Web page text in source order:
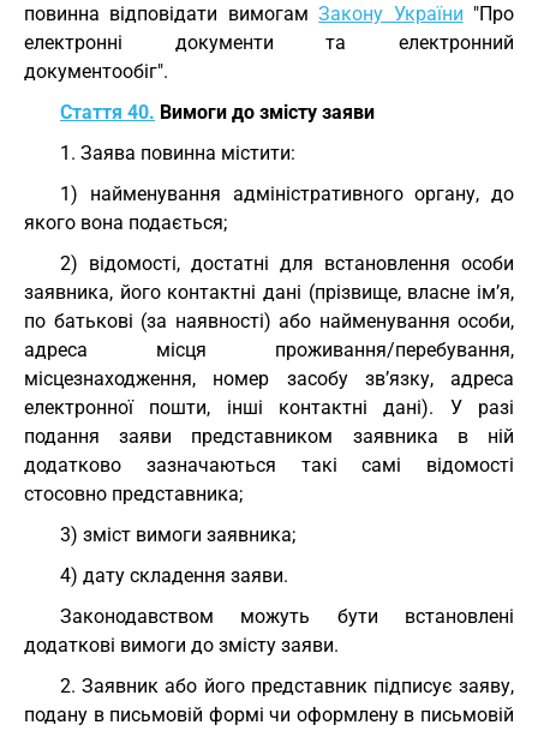
повинна відповідати вимогамЗакону України "Про
електронні документи та електронний
документообіг".
Стаття 40. Вимоги до змісту заяви
1. Заява повинна містити:
1) найменування адміністративного органу, до
якого вона подається;
2) відомості, достатні для встановлення особи
заявника, його контактні дані (прізвище, власне ім’я,
по батькові (за наявності) або найменування особи,
адреса місця проживання/перебування,
місцезнаходження, номер засобу зв’язку, адреса
електронної пошти, інші контактні дані). У разі
подання заяви представником заявника в ній
додатково зазначаються такі самі відомості
стосовно представника;
3) зміст вимоги заявника;
4) дату складення заяви.
Законодавством можуть бути встановлені
додаткові вимоги до змісту заяви.
2. Заявник або його представник підписує заяву,
подану в письмовій формі чи оформлену в письмовій